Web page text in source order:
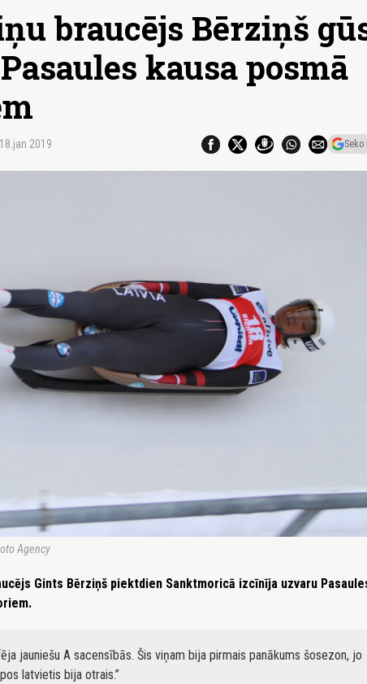
braucējs Bērziņš
kausa posmā
18.jan 2019 Seko
Agency
Gints Bērziņš piektdien Sanktmoricā izcīnīja uzvaru
jauniešu A sacensībās. Šis viņam bija pirmais panākums šosezon, jo
latvietis bija otrais.